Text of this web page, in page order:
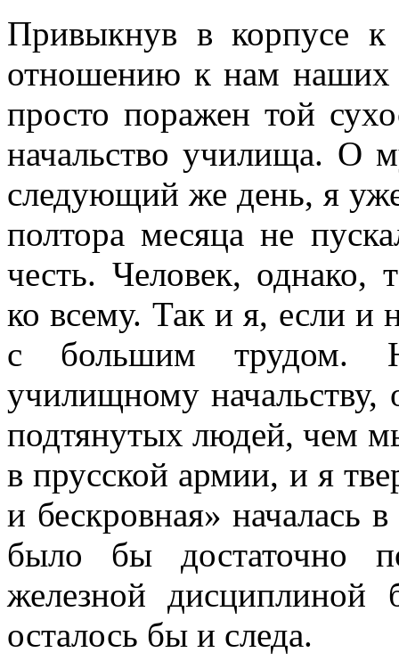
Привыкнув в корпусе к
отношению к нам наших
просто поражен той
начальство училища. О
следующий же день, я
полтора месяца не
честь. Человек, однако,
ко всему. Так и я, если и
с большим трудом.
училищному начальству,
подтянутых людей, чем
в прусской армии, и я
и бескровная» началась
было бы достаточно
железной
осталось бы и следа.